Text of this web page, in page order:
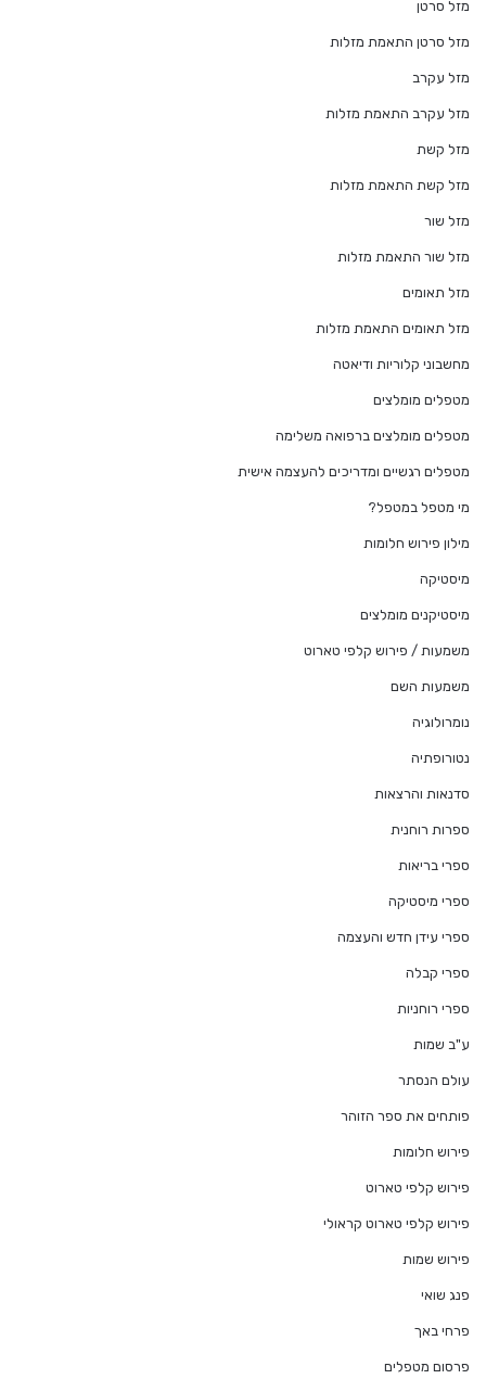
מזל סרטן
מזל סרטן התאמת מזלות
מזל עקרב
מזל עקרב התאמת מזלות
מזל קשת
מזל קשת התאמת מזלות
מזל שור
מזל שור התאמת מזלות
מזל תאומים
מזל תאומים התאמת מזלות
מחשבוני קלוריות ודיאטה
מטפלים מומלצים
מטפלים מומלצים ברפואה משלימה
מטפלים רגשיים ומדריכים להעצמה אישית
מי מטפל במטפל?
מילון פירוש חלומות
מיסטיקה
מיסטיקנים מומלצים
משמעות / פירוש קלפי טארוט
משמעות השם
נומרולוגיה
נטורופתיה
סדנאות והרצאות
ספרות רוחנית
ספרי בריאות
ספרי מיסטיקה
ספרי עידן חדש והעצמה
ספרי קבלה
ספרי רוחניות
ע"ב שמות
עולם הנסתר
פותחים את ספר הזוהר
פירוש חלומות
פירוש קלפי טארוט
פירוש קלפי טארוט קראולי
פירוש שמות
פנג שואי
פרחי באך
פרסום מטפלים